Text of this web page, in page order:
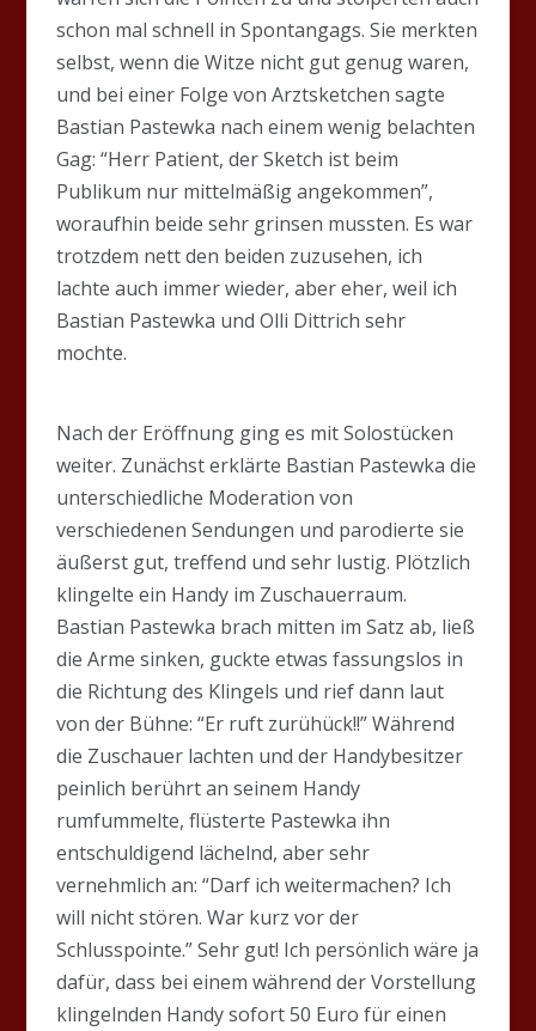
schon mal schnell in Spontangags. Sie merkten
selbst, wenn die Witze nicht gut genug waren,
und bei einer Folge von Arztsketchen sagte
Bastian Pastewka nach einem wenig belachten
Gag: “Herr Patient, der Sketch ist beim
Publikum nur mittelmäßig angekommen”,
woraufhin beide sehr grinsen mussten. Es war
trotzdem nett den beiden zuzusehen, ich
lachte auch immer wieder, aber eher, weil ich
Bastian Pastewka und Olli Dittrich sehr
mochte.
Nach der Eröffnung ging es mit Solostücken
weiter. Zunächst erklärte Bastian Pastewka die
unterschiedliche Moderation von
verschiedenen Sendungen und parodierte sie
äußerst gut, treffend und sehr lustig. Plötzlich
klingelte ein Handy im Zuschauerraum.
Bastian Pastewka brach mitten im Satz ab, ließ
die Arme sinken, guckte etwas fassungslos in
die Richtung des Klingels und rief dann laut
von der Bühne: “Er ruft zurühück!!” Während
die Zuschauer lachten und der Handybesitzer
peinlich berührt an seinem Handy
rumfummelte, flüsterte Pastewka ihn
entschuldigend lächelnd, aber sehr
vernehmlich an: “Darf ich weitermachen? Ich
will nicht stören. War kurz vor der
Schlusspointe.” Sehr gut! Ich persönlich wäre ja
dafür, dass bei einem während der Vorstellung
klingelnden Handy sofort 50 Euro für einen